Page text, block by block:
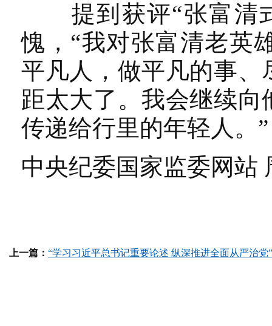
提到获评“张富清式
愧，“我对张富清老英
平凡人，做平凡的事
距太大了。我会继续
传递给行里的年轻人。”
中央纪委国家监委网站
上一篇： “学习习近平总书记重要论述 纵深推进全面从严治党”㉑坚持